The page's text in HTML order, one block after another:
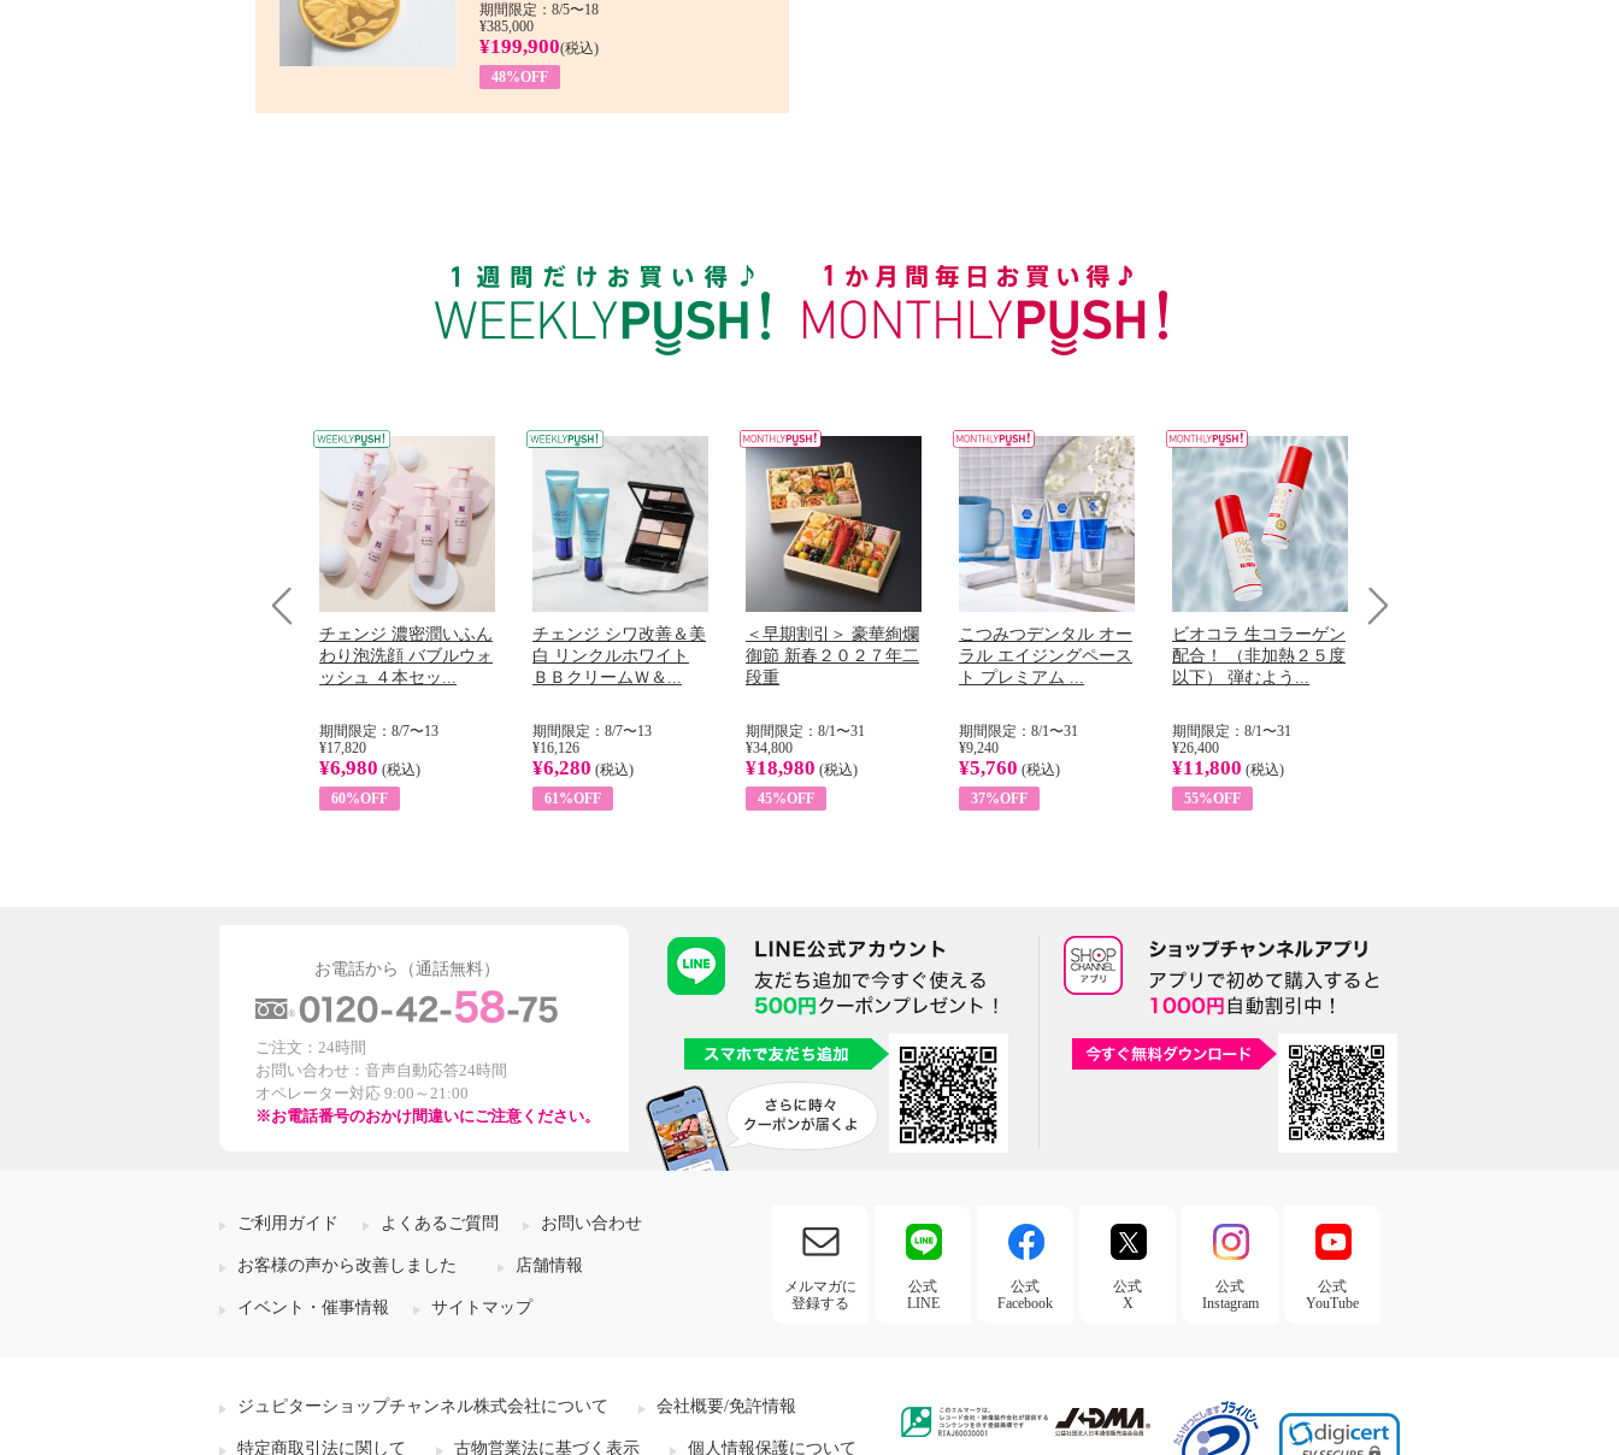
期間限定：8/5〜18
¥385,000
¥199,900(税込)
48%OFF
チェンジ 濃密潤いふん
わり泡洗顔 バブルウォ
ッシュ ４本セッ...
期間限定：8/7〜13
¥17,820
¥6,980 (税込)
60%OFF
チェンジ シワ改善＆美
白 リンクルホワイト
ＢＢクリームＷ＆...
期間限定：8/7〜13
¥16,126
¥6,280 (税込)
61%OFF
＜早期割引＞ 豪華絢爛
御節 新春２０２７年二
段重
期間限定：8/1〜31
¥34,800
¥18,980 (税込)
45%OFF
こつみつデンタル オー
ラル エイジングペース
ト プレミアム ...
期間限定：8/1〜31
¥9,240
¥5,760 (税込)
37%OFF
ビオコラ 生コラーゲン
配合！ （非加熱２５度
以下） 弾むよう...
期間限定：8/1〜31
¥26,400
¥11,800 (税込)
55%OFF
お電話から（通話無料）
ご注文：24時間
お問い合わせ：音声自動応答24時間
オペレーター対応 9:00～21:00
※お電話番号のおかけ間違いにご注意ください。
ご利用ガイド よくあるご質問 お問い合わせ
お客様の声から改善しました 店舗情報
イベント・催事情報 サイトマップ
メルマガに
登録する
公式
LINE
公式
Facebook
公式
X
公式
Instagram
公式
YouTube
ジュピターショップチャンネル株式会社について 会社概要/免許情報
特定商取引法に関して 古物営業法に基づく表示 個人情報保護について